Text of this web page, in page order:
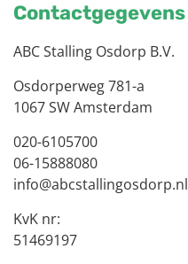
Contactgegevens
ABC Stalling Osdorp B.V.
Osdorperweg 781-a
1067 SW Amsterdam
020-6105700
06-15888080
info@abcstallingosdorp.nl
KvK nr:
51469197